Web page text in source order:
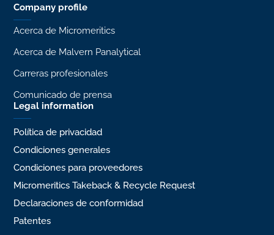
Company profile
Acerca de Micromeritics
Acerca de Malvern Panalytical
Carreras profesionales
Comunicado de prensa
Legal information
Política de privacidad
Condiciones generales
Condiciones para proveedores
Micromeritics Takeback & Recycle Request
Declaraciones de conformidad
Patentes